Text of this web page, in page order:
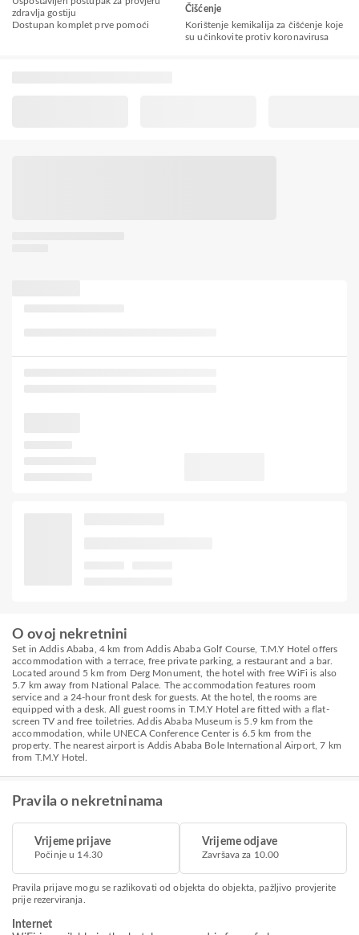
zdravlja gostiju
Dostupan komplet prve pomoći
Čišćenje
Korištenje kemikalija za čišćenje koje
su učinkovite protiv koronavirusa
O ovoj nekretnini
Set in Addis Ababa, 4 km from Addis Ababa Golf Course, T.M.Y Hotel offers
accommodation with a terrace, free private parking, a restaurant and a bar.
Located around 5 km from Derg Monument, the hotel with free WiFi is also
5.7 km away from National Palace. The accommodation features room
service and a 24-hour front desk for guests. At the hotel, the rooms are
equipped with a desk. All guest rooms in T.M.Y Hotel are fitted with a flat-
screen TV and free toiletries. Addis Ababa Museum is 5.9 km from the
accommodation, while UNECA Conference Center is 6.5 km from the
property. The nearest airport is Addis Ababa Bole International Airport, 7 km
from T.M.Y Hotel.
Pravila o nekretninama
Vrijeme prijave
Počinje u 14.30
Vrijeme odjave
Završava za 10.00
Pravila prijave mogu se razlikovati od objekta do objekta, pažljivo provjerite
prije rezerviranja.
Internet